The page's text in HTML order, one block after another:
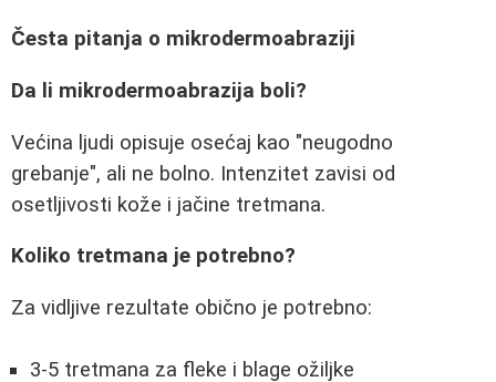
Česta pitanja o mikrodermoabraziji
Da li mikrodermoabrazija boli?
Većina ljudi opisuje osećaj kao "neugodno
grebanje", ali ne bolno. Intenzitet zavisi od
osetljivosti kože i jačine tretmana.
Koliko tretmana je potrebno?
Za vidljive rezultate obično je potrebno:
3-5 tretmana za fleke i blage ožiljke